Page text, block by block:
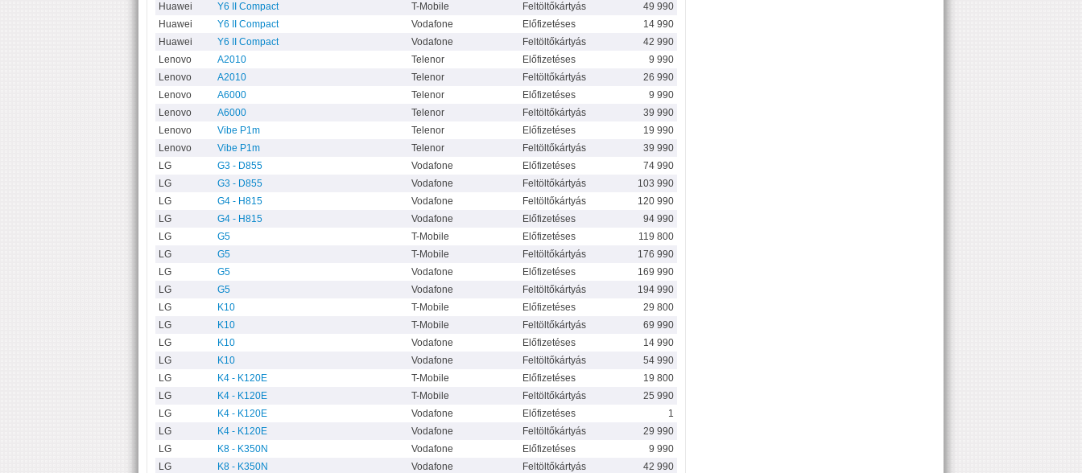
Huawei
Y6 II Compact T-Mobile Feltöltőkártyás
49 990
Huawei
Y6 II Compact Vodafone Előfizetéses
14 990
Huawei
Y6 II Compact Vodafone Feltöltőkártyás
42 990
Lenovo
A2010 Telenor Előfizetéses
9 990
Lenovo
A2010 Telenor Feltöltőkártyás
26 990
Lenovo
A6000 Telenor Előfizetéses
9 990
Lenovo
A6000 Telenor Feltöltőkártyás
39 990
Lenovo
Vibe P1m Telenor Előfizetéses
19 990
Lenovo
Vibe P1m Telenor Feltöltőkártyás
39 990
LG
G3 - D855 Vodafone Előfizetéses
74 990
LG
G3 - D855 Vodafone Feltöltőkártyás
103 990
LG
G4 - H815 Vodafone Feltöltőkártyás
120 990
LG
G4 - H815 Vodafone Előfizetéses
94 990
LG
G5 T-Mobile Előfizetéses
119 800
LG
G5 T-Mobile Feltöltőkártyás
176 990
LG
G5 Vodafone Előfizetéses
169 990
LG
G5 Vodafone Feltöltőkártyás
194 990
LG
K10 T-Mobile Előfizetéses
29 800
LG
K10 T-Mobile Feltöltőkártyás
69 990
LG
K10 Vodafone Előfizetéses
14 990
LG
K10 Vodafone Feltöltőkártyás
54 990
LG
K4 - K120E T-Mobile Előfizetéses
19 800
LG
K4 - K120E T-Mobile Feltöltőkártyás
25 990
LG
K4 - K120E Vodafone Előfizetéses
1
LG
K4 - K120E Vodafone Feltöltőkártyás
29 990
LG
K8 - K350N Vodafone Előfizetéses
9 990
LG
K8 - K350N Vodafone Feltöltőkártyás
42 990